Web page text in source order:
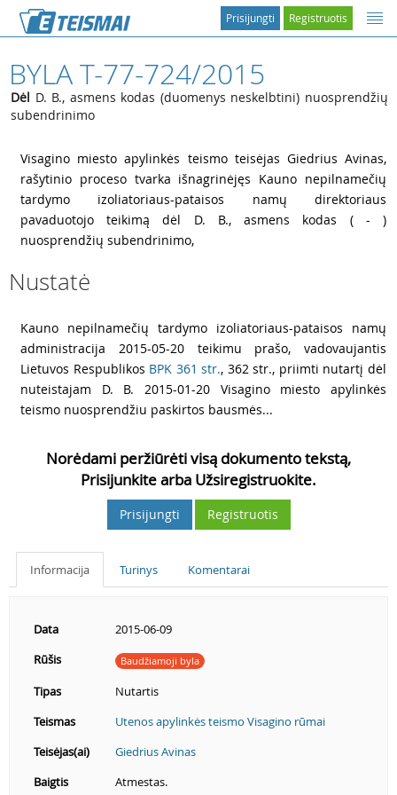
Registruotis
Prisijungti
BYLA T-77-724/2015
Dėl D. B., asmens kodas (duomenys neskelbtini) nuosprendžių
subendrinimo
Visagino miesto apylinkės teismo teisėjas Giedrius Avinas,
rašytinio proceso tvarka išnagrinėjęs Kauno nepilnamečių
tardymo izoliatoriaus-pataisos namų direktoriaus
pavaduotojo teikimą dėl D. B., asmens kodas ( - )
nuosprendžių subendrinimo,
Nustatė
Kauno nepilnamečių tardymo izoliatoriaus-pataisos namų
administracija 2015-05-20 teikimu prašo, vadovaujantis
Lietuvos Respublikos BPK 361 str., 362 str., priimti nutartį dėl
nuteistajam D. B. 2015-01-20 Visagino miesto apylinkės
teismo nuosprendžiu paskirtos bausmės...
Norėdami peržiūrėti visą dokumento tekstą,
Prisijunkite arba Užsiregistruokite.
Prisijungti Registruotis
Informacija Turinys Komentarai
Data
2015-06-09
Rūšis
Baudžiamoji byla
Tipas
Nutartis
Teismas
Utenos apylinkės teismo Visagino rūmai
Teisėjas(ai)
Giedrius Avinas
Baigtis
Atmestas.